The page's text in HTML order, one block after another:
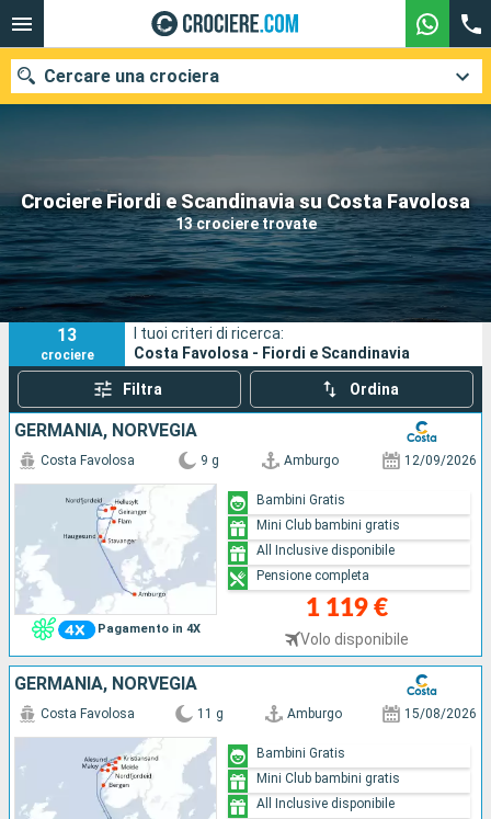
Crociere Fiordi e Scandinavia su Costa Favolosa
13 crociere trovate
Cercare una crociera
Le nostre destinazioni
Mesi di partenza
Porti Compagnie
Ricerca
13
crociere
I tuoi criteri di ricerca:
Costa Favolosa - Fiordi e Scandinavia
Filtra Ordina
GERMANIA, NORVEGIA
Pagamento in 4X
Costa Favolosa 9 g Amburgo 12/09/2026
1 119 €
Volo disponibile
Bambini Gratis
Mini Club bambini gratis
All Inclusive disponibile
Pensione completa
GERMANIA, NORVEGIA
Costa Favolosa 11 g Amburgo 15/08/2026
Bambini Gratis
Mini Club bambini gratis
All Inclusive disponibile